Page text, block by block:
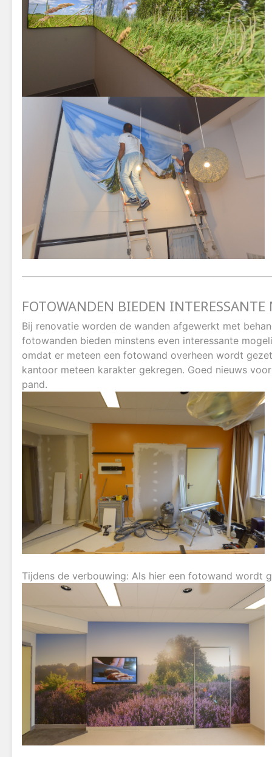
FOTOWANDEN BIEDEN INTERESSANTE
Bij renovatie worden de wanden afgewerkt met
fotowanden bieden minstens even interessante
omdat er meteen een fotowand overheen wordt
kantoor meteen karakter gekregen. Goed nieuws
pand.
Tijdens de verbouwing: Als hier een fotowand wordt